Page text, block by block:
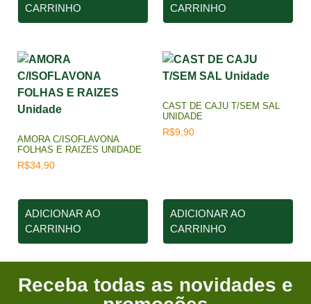
CARRINHO
CARRINHO
AMORA C/ISOFLAVONA
FOLHAS E RAIZES UNIDADE
R$34,90
ADICIONAR AO
CARRINHO
CAST DE CAJU T/SEM SAL
UNIDADE
R$9,90
ADICIONAR AO
CARRINHO
Receba todas as novidades e